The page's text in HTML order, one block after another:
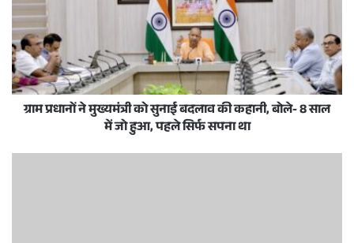
ग्राम प्रधानों ने मुख्यमंत्री को सुनाई बदलाव की कहानी, बोले- 8 साल
में जो हुआ, पहले सिर्फ सपना था